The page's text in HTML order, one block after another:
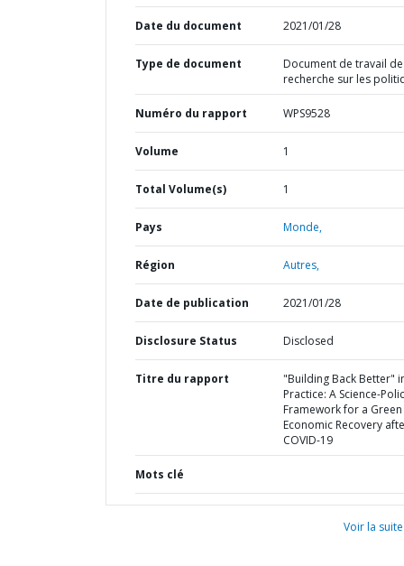
Date du document 2021/01/28
Type de document
Document de travail de
recherche sur les
Numéro du rapport WPS9528
Volume 1
Total Volume(s) 1
Pays Monde,
Région Autres,
Date de publication 2021/01/28
Disclosure Status Disclosed
Titre du rapport
"Building Back Better"
Practice: A Science-
Framework for a Green
Economic Recovery
COVID-19
Mots clé
Voir la suite